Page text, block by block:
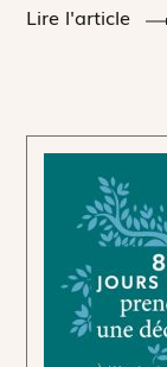
Lire l'article